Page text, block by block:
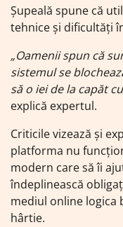
Șupeală spune că
tehnice și dificultăți
„Oamenii spun că
sistemul se
să o iei de la capăt
explică expertul.
Criticile vizează și
platforma nu
modern care să îi
îndeplinească
mediul online logica
hârtie.